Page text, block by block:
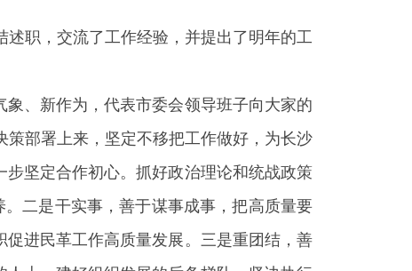
职，交流了工作经验，并提出了明年的工
、新作为，代表市委会领导班子向大家的
部署上来，坚定不移把工作做好，为长沙
坚定合作初心。抓好政治理论和统战政策
二是干实事，善于谋事成事，把高质量要
进民革工作高质量发展。三是重团结，善